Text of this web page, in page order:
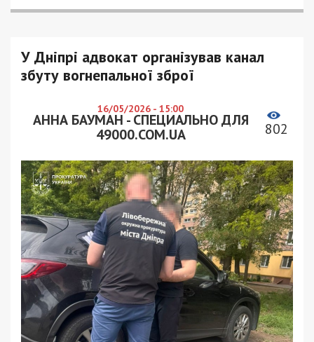
У Дніпрі адвокат організував канал
збуту вогнепальної зброї
16/05/2026 - 15:00
АННА БАУМАН - СПЕЦИАЛЬНО ДЛЯ
49000.COM.UA
802